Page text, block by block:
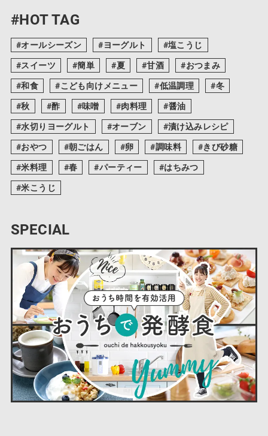
#HOT TAG
オールシーズン ヨーグルト
塩こうじ
スイーツ
簡単 夏 甘酒
おつまみ
和食
こども向けメニュー 低温調理
冬
秋
酢 味噌 肉料理
醤油
水切りヨーグルト
オーブン
漬け込みレシピ
おやつ
朝ごはん 卵 調味料
きび砂糖
米料理
春 パーティー
はちみつ
米こうじ
SPECIAL